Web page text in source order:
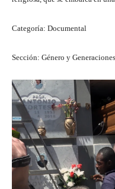
Categoría: Documental
Sección: Género y